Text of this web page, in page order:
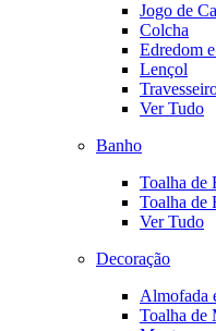
Jogo de
Colcha
Edredom
Lençol
Ver Tudo
Banho
Toalha de
Toalha de
Ver Tudo
Decoração
Almofada
Toalha de